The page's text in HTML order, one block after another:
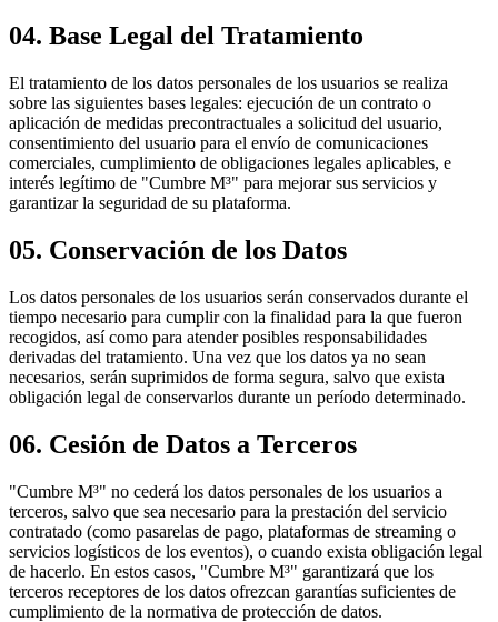
04. Base Legal del Tratamiento
El tratamiento de los datos personales de los usuarios se realiza
sobre las siguientes bases legales: ejecución de un contrato o
aplicación de medidas precontractuales a solicitud del usuario,
consentimiento del usuario para el envío de comunicaciones
comerciales, cumplimiento de obligaciones legales aplicables, e
interés legítimo de "Cumbre M³" para mejorar sus servicios y
garantizar la seguridad de su plataforma.
05. Conservación de los Datos
Los datos personales de los usuarios serán conservados durante el
tiempo necesario para cumplir con la finalidad para la que fueron
recogidos, así como para atender posibles responsabilidades
derivadas del tratamiento. Una vez que los datos ya no sean
necesarios, serán suprimidos de forma segura, salvo que exista
obligación legal de conservarlos durante un período determinado.
06. Cesión de Datos a Terceros
"Cumbre M³" no cederá los datos personales de los usuarios a
terceros, salvo que sea necesario para la prestación del servicio
contratado (como pasarelas de pago, plataformas de streaming o
servicios logísticos de los eventos), o cuando exista obligación legal
de hacerlo. En estos casos, "Cumbre M³" garantizará que los
terceros receptores de los datos ofrezcan garantías suficientes de
cumplimiento de la normativa de protección de datos.